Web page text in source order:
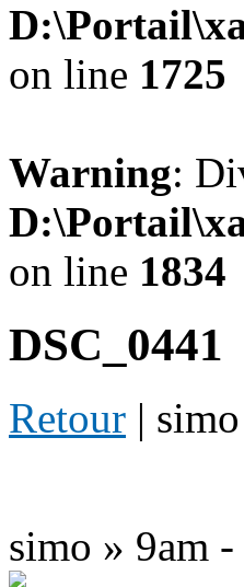
on line 1725
Warning:
on line 1834
DSC_0441
Retour |
simo » 9am